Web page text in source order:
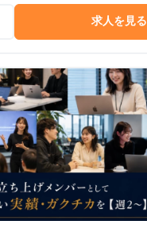
求人を見る